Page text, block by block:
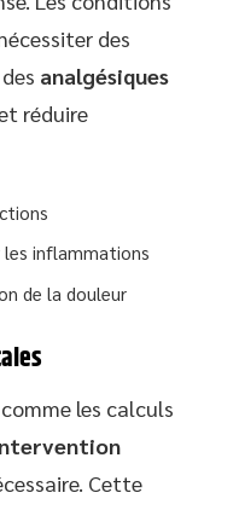
des
analgésiques
réduire
les inflammations
de la douleur
les calculs
Cette